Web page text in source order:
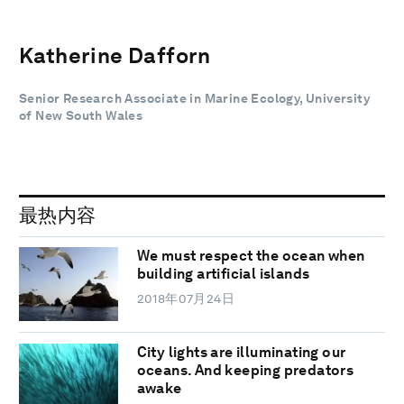
Katherine Dafforn
Senior Research Associate in Marine Ecology, University
of New South Wales
最热内容
We must respect the ocean when
building artificial islands
2018年07月24日
City lights are illuminating our
oceans. And keeping predators
awake